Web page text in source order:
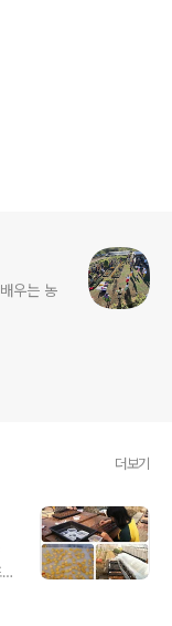
우는 농
더보기